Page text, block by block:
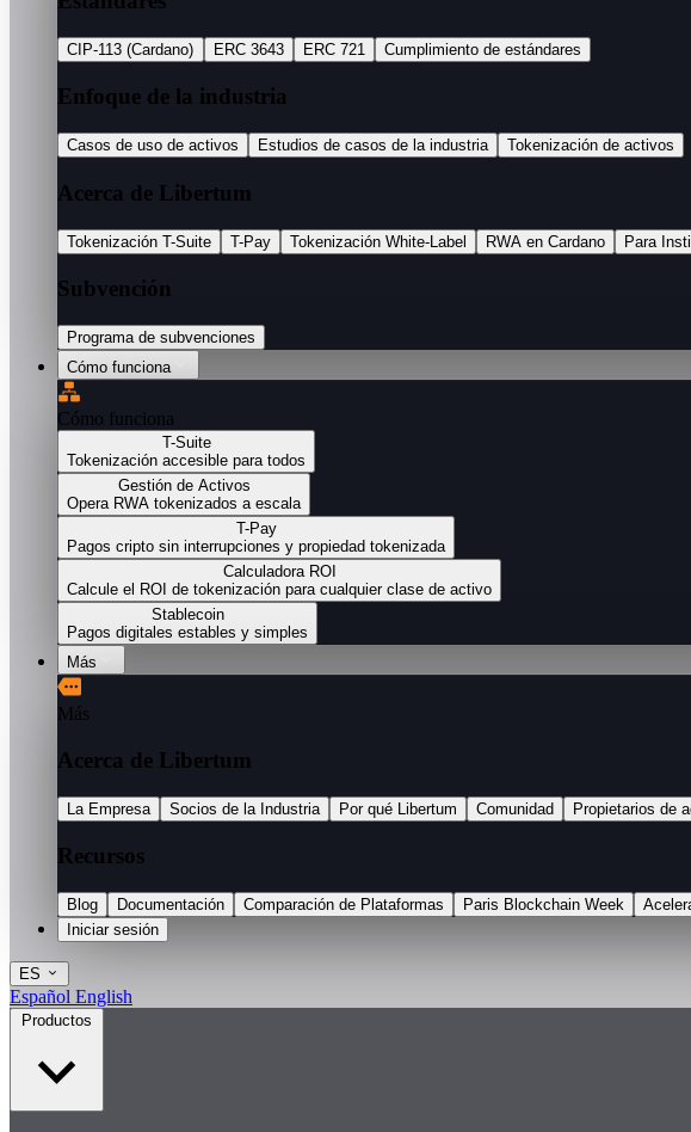
CIP-113 (Cardano) ERC 3643 ERC 721 Cumplimiento de estándares
Enfoque de la industria
Casos de uso de activos Estudios de casos de la industria Tokenización de activos
Acerca de Libertum
Tokenización T-Suite T-Pay Tokenización White-Label RWA en Cardano Para
Subvención
Programa de subvenciones
Cómo funciona
Cómo funciona
T-Suite
Tokenización accesible para todos
Gestión de Activos
Opera RWA tokenizados a escala
T-Pay
Pagos cripto sin interrupciones y propiedad tokenizada
Calculadora ROI
Calcule el ROI de tokenización para cualquier clase de activo
Stablecoin
Pagos digitales estables y simples
Más
Más
Acerca de Libertum
La Empresa Socios de la Industria Por qué Libertum Comunidad Propietarios de
Recursos
Blog Documentación Comparación de Plataformas Paris Blockchain Week
Iniciar sesión
ES
Español English
Productos